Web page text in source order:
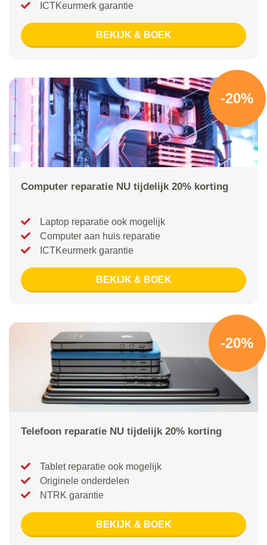
ICTKeurmerk garantie
BEKIJK & BOEK
-20%
Computer reparatie NU tijdelijk 20% korting
Laptop reparatie ook mogelijk
Computer aan huis reparatie
ICTKeurmerk garantie
BEKIJK & BOEK
-20%
Telefoon reparatie NU tijdelijk 20% korting
Tablet reparatie ook mogelijk
Originele onderdelen
NTRK garantie
BEKIJK & BOEK